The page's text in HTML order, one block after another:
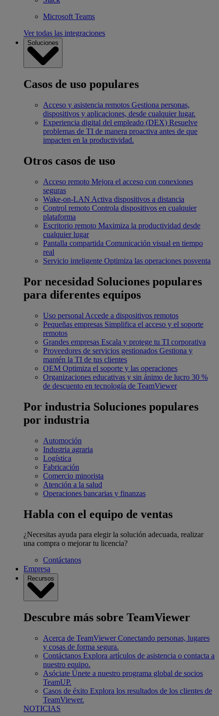
Microsoft Teams
Ver todas las integraciones
Soluciones
Casos de uso populares
Acceso y asistencia remotos Gestiona personas,
dispositivos y aplicaciones, desde cualquier lugar.
Experiencia digital del empleado (DEX) Resuelve
problemas de TI de manera proactiva antes de que
impacten en la productividad.
Otros casos de uso
Acceso remoto Mejora el acceso con conexiones
seguras
Wake-on-LAN Activa dispositivos a distancia
Control remoto Controla dispositivos en cualquier
plataforma
Escritorio remoto Maximiza la productividad desde
cualquier lugar
Pantalla compartida Comunicación visual en tiempo
real
Servicio inteligente Optimiza las operaciones posventa
Por necesidad Soluciones populares
para diferentes equipos
Uso personal Accede a dispositivos remotos
Pequeñas empresas Simplifica el acceso y el soporte
remotos
Grandes empresas Escala y protege tu TI corporativa
Proveedores de servicios gestionados Gestiona y
mantén la TI de tus clientes
OEM Optimiza el soporte y las operaciones
Organizaciones educativas y sin ánimo de lucro 30 %
de descuento en tecnología de TeamViewer
Por industria Soluciones populares
por industria
Automoción
Industria agraria
Logística
Fabricación
Comercio minorista
Atención a la salud
Operaciones bancarias y finanzas
Habla con el equipo de ventas
¿Necesitas ayuda para elegir la solución adecuada, realizar
una compra o mejorar tu licencia?
Contáctanos
Empresa
Recursos
Descubre más sobre TeamViewer
Acerca de TeamViewer Conectando personas, lugares
y cosas de forma segura.
Contáctanos Explora artículos de asistencia o contacta a
nuestro equipo.
Asóciate Únete a nuestro programa global de socios
TeamUP.
Casos de éxito Explora los resultados de los clientes de
TeamViewer.
NOTICIAS